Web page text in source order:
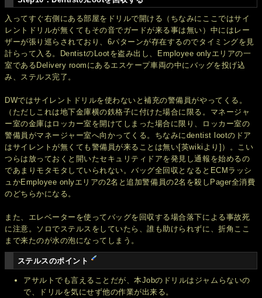
入ってすぐ右側にある部屋をドリルで開ける（ちなみにここではサイ
レントドリルが無くてもその音でガードが来る事は無い）中にはレー
ザーが張り巡らされており、6パターンが存在するのでタイミングを見
計らって入る。DentistのLootを盗み出し、Employee onlyエリアの一
室であるDelivery roomにあるエスケープ車両の中にバッグを投げ込
み、ステルス完了。
DWではサイレントドリルを使わないと補充の警備員がやってくる。
（ただしこれは地下金庫横の鉄格子に付けた場合に限る。マネージャ
ー室の金庫はロッカー室を開けてしまった場合に限り、ロッカー室の
警備員がマネージャー室へ向かってくる。ちなみにdentist lootのドア
はサイレントが無くても警備員が来ることは無い[英wikiより]）。こい
つらは放っておくと開いたセキュリティドアを発見し通報を始めるの
であまりモタモタしていられない。バッグ全回収となるとECMラッシ
ュかEmployee onlyエリアの2名と追加警備員の2名を殺しPager全消費
のどちらかになる。
また、エレベーターを使ってバッグを回収する場合落下による事故死
に注意。ソロでステルスをしていたら、誰も助けられずに、折角ここ
まで来たのが水の泡になってしまう。
ステルスのポイント
アサルトでも言えることだが、本Jobのドリルはジャムらないの
で、ドリルを気にせず他の作業が出来る。